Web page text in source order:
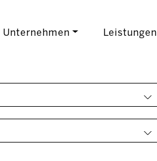
Unternehmen Leistungen